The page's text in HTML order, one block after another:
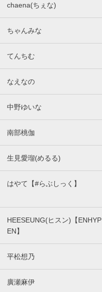
chaena(ちぇな)
ちゃんみな
てんちむ
なえなの
中野ゆいな
南部桃伽
生見愛瑠(めるる)
はやて【#らぶしっく】
HEESEUNG(ヒスン)【ENHYP
EN】
平松想乃
廣瀬麻伊